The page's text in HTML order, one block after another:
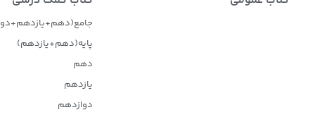
پایه(دهم+یازدهم)
دهم
یازدهم
دوازدهم